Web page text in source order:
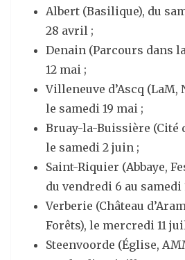
Albert (Basilique), du
28 avril ;
Denain (Parcours dans
12 mai ;
Villeneuve d’Ascq (LaM,
le samedi 19 mai ;
Bruay-la-Buissière (Cité
le samedi 2 juin ;
Saint-Riquier (Abbaye,
du vendredi 6 au samedi
Verberie (Château
Forêts), le mercredi 11
Steenvoorde (Église,